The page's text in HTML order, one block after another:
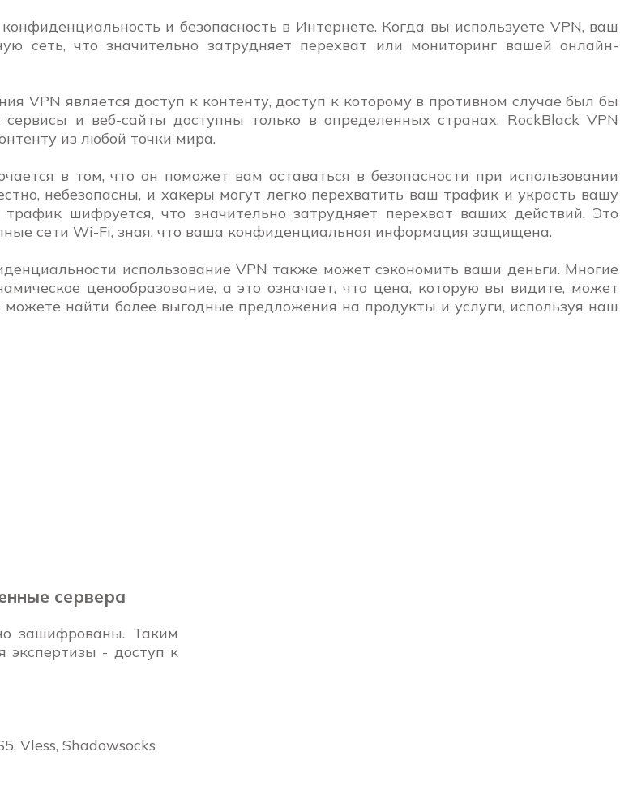
и безопасность в Интернете. Когда вы используете VPN, ваш
сеть, что значительно затрудняет перехват или мониторинг вашей онлайн-
VPN является доступ к контенту, доступ к которому в противном случае был бы
и веб-сайты доступны только в определенных странах. RockBlack VPN
из любой точки мира.
в том, что он поможет вам оставаться в безопасности при использовании
небезопасны, и хакеры могут легко перехватить ваш трафик и украсть вашу
шифруется, что значительно затрудняет перехват ваших действий. Это
сети Wi-Fi, зная, что ваша конфиденциальная информация защищена.
использование VPN также может сэкономить ваши деньги. Многие
ценообразование, а это означает, что цена, которую вы видите, может
найти более выгодные предложения на продукты и услуги, используя наш
сервера
зашифрованы. Таким
экспертизы - доступ к
Vless, Shadowsocks